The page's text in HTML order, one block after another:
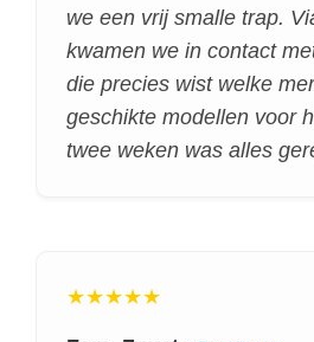
we een vrij smalle trap.
kwamen we in contact
die precies wist welke
geschikte modellen voor
twee weken was alles
★★★★★